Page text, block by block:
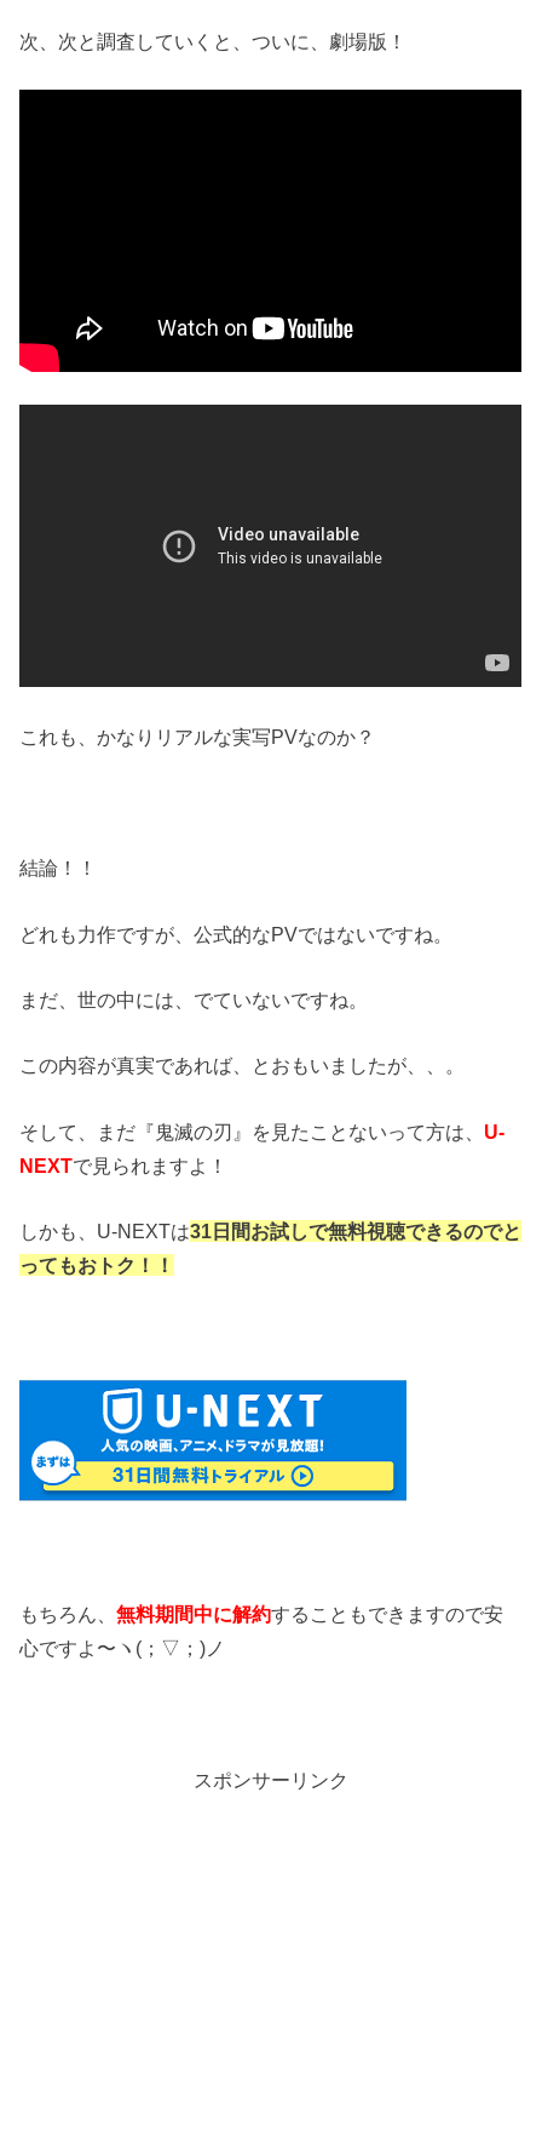
次、次と調査していくと、ついに、劇場版！
これも、かなりリアルな実写PVなのか？
結論！！
どれも力作ですが、公式的なPVではないですね。
まだ、世の中には、でていないですね。
この内容が真実であれば、とおもいましたが、、。
そして、まだ『鬼滅の刃』を見たことないって方は、 U-
NEXTで見られますよ！
しかも、U-NEXTは31日間お試しで無料視聴できるのでと
ってもおトク！！
もちろん、無料期間中に解約することもできますので安
心ですよ〜ヽ(；▽；)ノ
スポンサーリンク